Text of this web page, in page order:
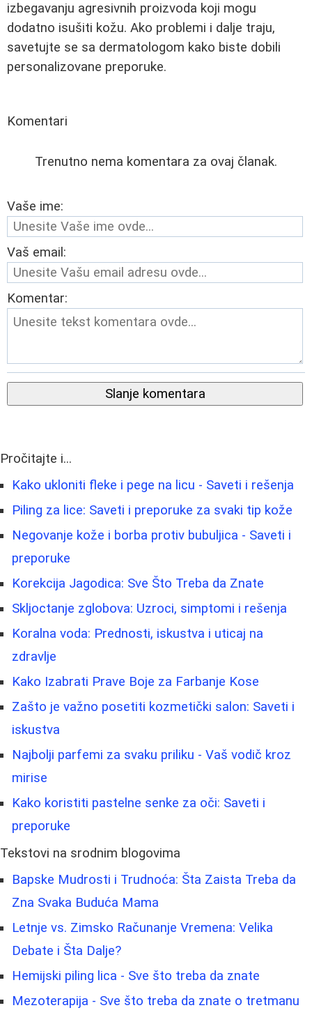
izbegavanju agresivnih proizvoda koji mogu
dodatno isušiti kožu. Ako problemi i dalje traju,
savetujte se sa dermatologom kako biste dobili
personalizovane preporuke.
Komentari
Trenutno nema komentara za ovaj članak.
Vaše ime:
Vaš email:
Komentar:
Slanje komentara
Pročitajte i...
Kako ukloniti fleke i pege na licu - Saveti i rešenja
Piling za lice: Saveti i preporuke za svaki tip kože
Negovanje kože i borba protiv bubuljica - Saveti i
preporuke
Korekcija Jagodica: Sve Što Treba da Znate
Skljoctanje zglobova: Uzroci, simptomi i rešenja
Koralna voda: Prednosti, iskustva i uticaj na
zdravlje
Kako Izabrati Prave Boje za Farbanje Kose
Zašto je važno posetiti kozmetički salon: Saveti i
iskustva
Najbolji parfemi za svaku priliku - Vaš vodič kroz
mirise
Kako koristiti pastelne senke za oči: Saveti i
preporuke
Tekstovi na srodnim blogovima
Bapske Mudrosti i Trudnoća: Šta Zaista Treba da
Zna Svaka Buduća Mama
Letnje vs. Zimsko Računanje Vremena: Velika
Debate i Šta Dalje?
Hemijski piling lica - Sve što treba da znate
Mezoterapija - Sve što treba da znate o tretmanu